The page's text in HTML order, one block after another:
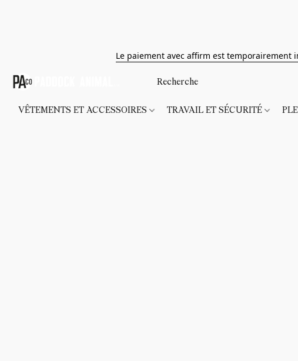
Le paiement avec affirm est temporairement
VÊTEMENTS ET ACCESSOIRES TRAVAIL ET SÉCURITÉ